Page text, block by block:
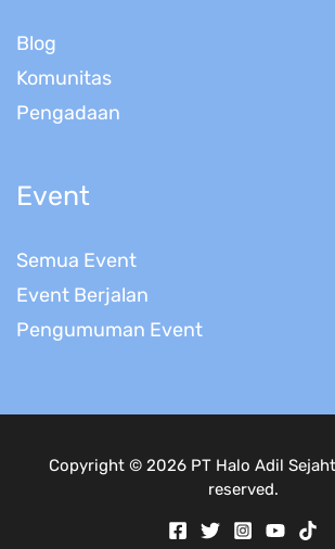
Blog
Komunitas
Pengadaan
Event
Semua Event
Event Berjalan
Pengumuman Event
Copyright © 2026 PT Halo Adil
reserved.